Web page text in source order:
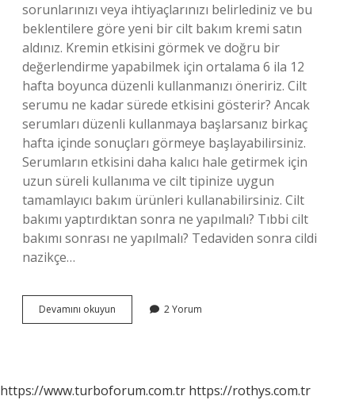
sorunlarınızı veya ihtiyaçlarınızı belirlediniz ve bu
beklentilere göre yeni bir cilt bakım kremi satın
aldınız. Kremin etkisini görmek ve doğru bir
değerlendirme yapabilmek için ortalama 6 ila 12
hafta boyunca düzenli kullanmanızı öneririz. Cilt
serumu ne kadar sürede etkisini gösterir? Ancak
serumları düzenli kullanmaya başlarsanız birkaç
hafta içinde sonuçları görmeye başlayabilirsiniz.
Serumların etkisini daha kalıcı hale getirmek için
uzun süreli kullanıma ve cilt tipinize uygun
tamamlayıcı bakım ürünleri kullanabilirsiniz. Cilt
bakımı yaptırdıktan sonra ne yapılmalı? Tıbbi cilt
bakımı sonrası ne yapılmalı? Tedaviden sonra cildi
nazikçe…
Devamını okuyun
Bakımı
2 Yorum
https://www.turboforum.com.tr https://rothys.com.tr